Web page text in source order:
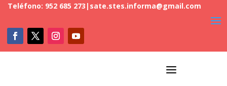
Teléfono: 952 685 273 | sate.stes.informa@gmail.com
a